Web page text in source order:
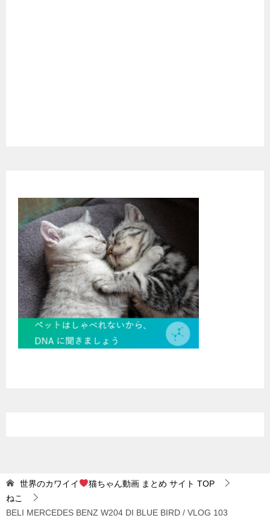
世界のカワイイ 猫ちゃん動画 まとめ サイト TOP
ねこ
BELI MERCEDES BENZ W204 DI BLUE BIRD / VLOG 103